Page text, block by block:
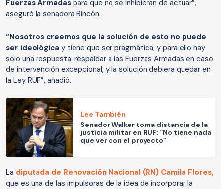
Fuerzas Armadas para que no se inhibieran de actuar”,
aseguró la senadora Rincón.
“Nosotros creemos que la solución de esto no puede
ser ideológica y tiene que ser pragmática, y para ello hay
solo una respuesta: respaldar a las Fuerzas Armadas en caso
de intervención excepcional, y la solución debiera quedar en
la Ley RUF”, añadió.
Lee También
Senador Walker toma distancia de la
justicia militar en RUF: “No tiene nada
que ver con el proyecto”
La diputada de Renovación Nacional (RN) Camila Flores,
que es una de las impulsoras de la idea de incorporar la